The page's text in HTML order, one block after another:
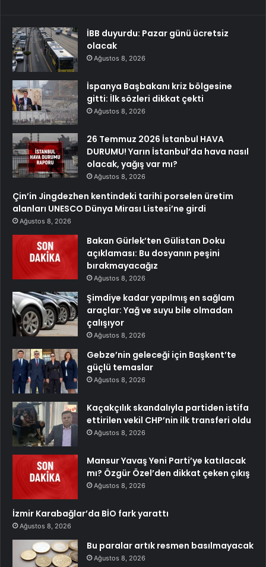
İBB duyurdu: Pazar günü ücretsiz
olacak
Ağustos 8, 2026
İspanya Başbakanı kriz bölgesine
gitti: İlk sözleri dikkat çekti
Ağustos 8, 2026
26 Temmuz 2026 İstanbul HAVA
DURUMU! Yarın İstanbul’da hava nasıl
olacak, yağış var mı?
Ağustos 8, 2026
Çin’in Jingdezhen kentindeki tarihi porselen üretim
alanları UNESCO Dünya Mirası Listesi’ne girdi
Ağustos 8, 2026
Bakan Gürlek’ten Gülistan Doku
açıklaması: Bu dosyanın peşini
bırakmayacağız
Ağustos 8, 2026
Şimdiye kadar yapılmış en sağlam
araçlar: Yağ ve suyu bile olmadan
çalışıyor
Ağustos 8, 2026
Gebze’nin geleceği için Başkent’te
güçlü temaslar
Ağustos 8, 2026
Kaçakçılık skandalıyla partiden istifa
ettirilen vekil CHP’nin ilk transferi oldu
Ağustos 8, 2026
Mansur Yavaş Yeni Parti’ye katılacak
mı? Özgür Özel’den dikkat çeken çıkış
Ağustos 8, 2026
İzmir Karabağlar’da BİO fark yarattı
Ağustos 8, 2026
Bu paralar artık resmen basılmayacak
Ağustos 8, 2026